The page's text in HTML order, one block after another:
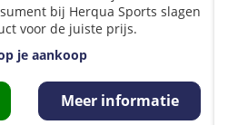
bij Herqua Sports slagen
voor de juiste prijs.
je aankoop
Meer informatie